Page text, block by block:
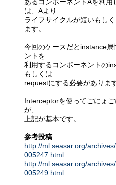
は、Aより
ライフサイクルが短いもし
ます。
今回のケースだとinstance
ントを
利用するコンポーネントの
もしくは
requestにする必要がありま
Interceptorを使ってごにょ
が、
上記が基本です。
参考投稿
http://ml.seasar.org/
005247.html
http://ml.seasar.org/
005249.html